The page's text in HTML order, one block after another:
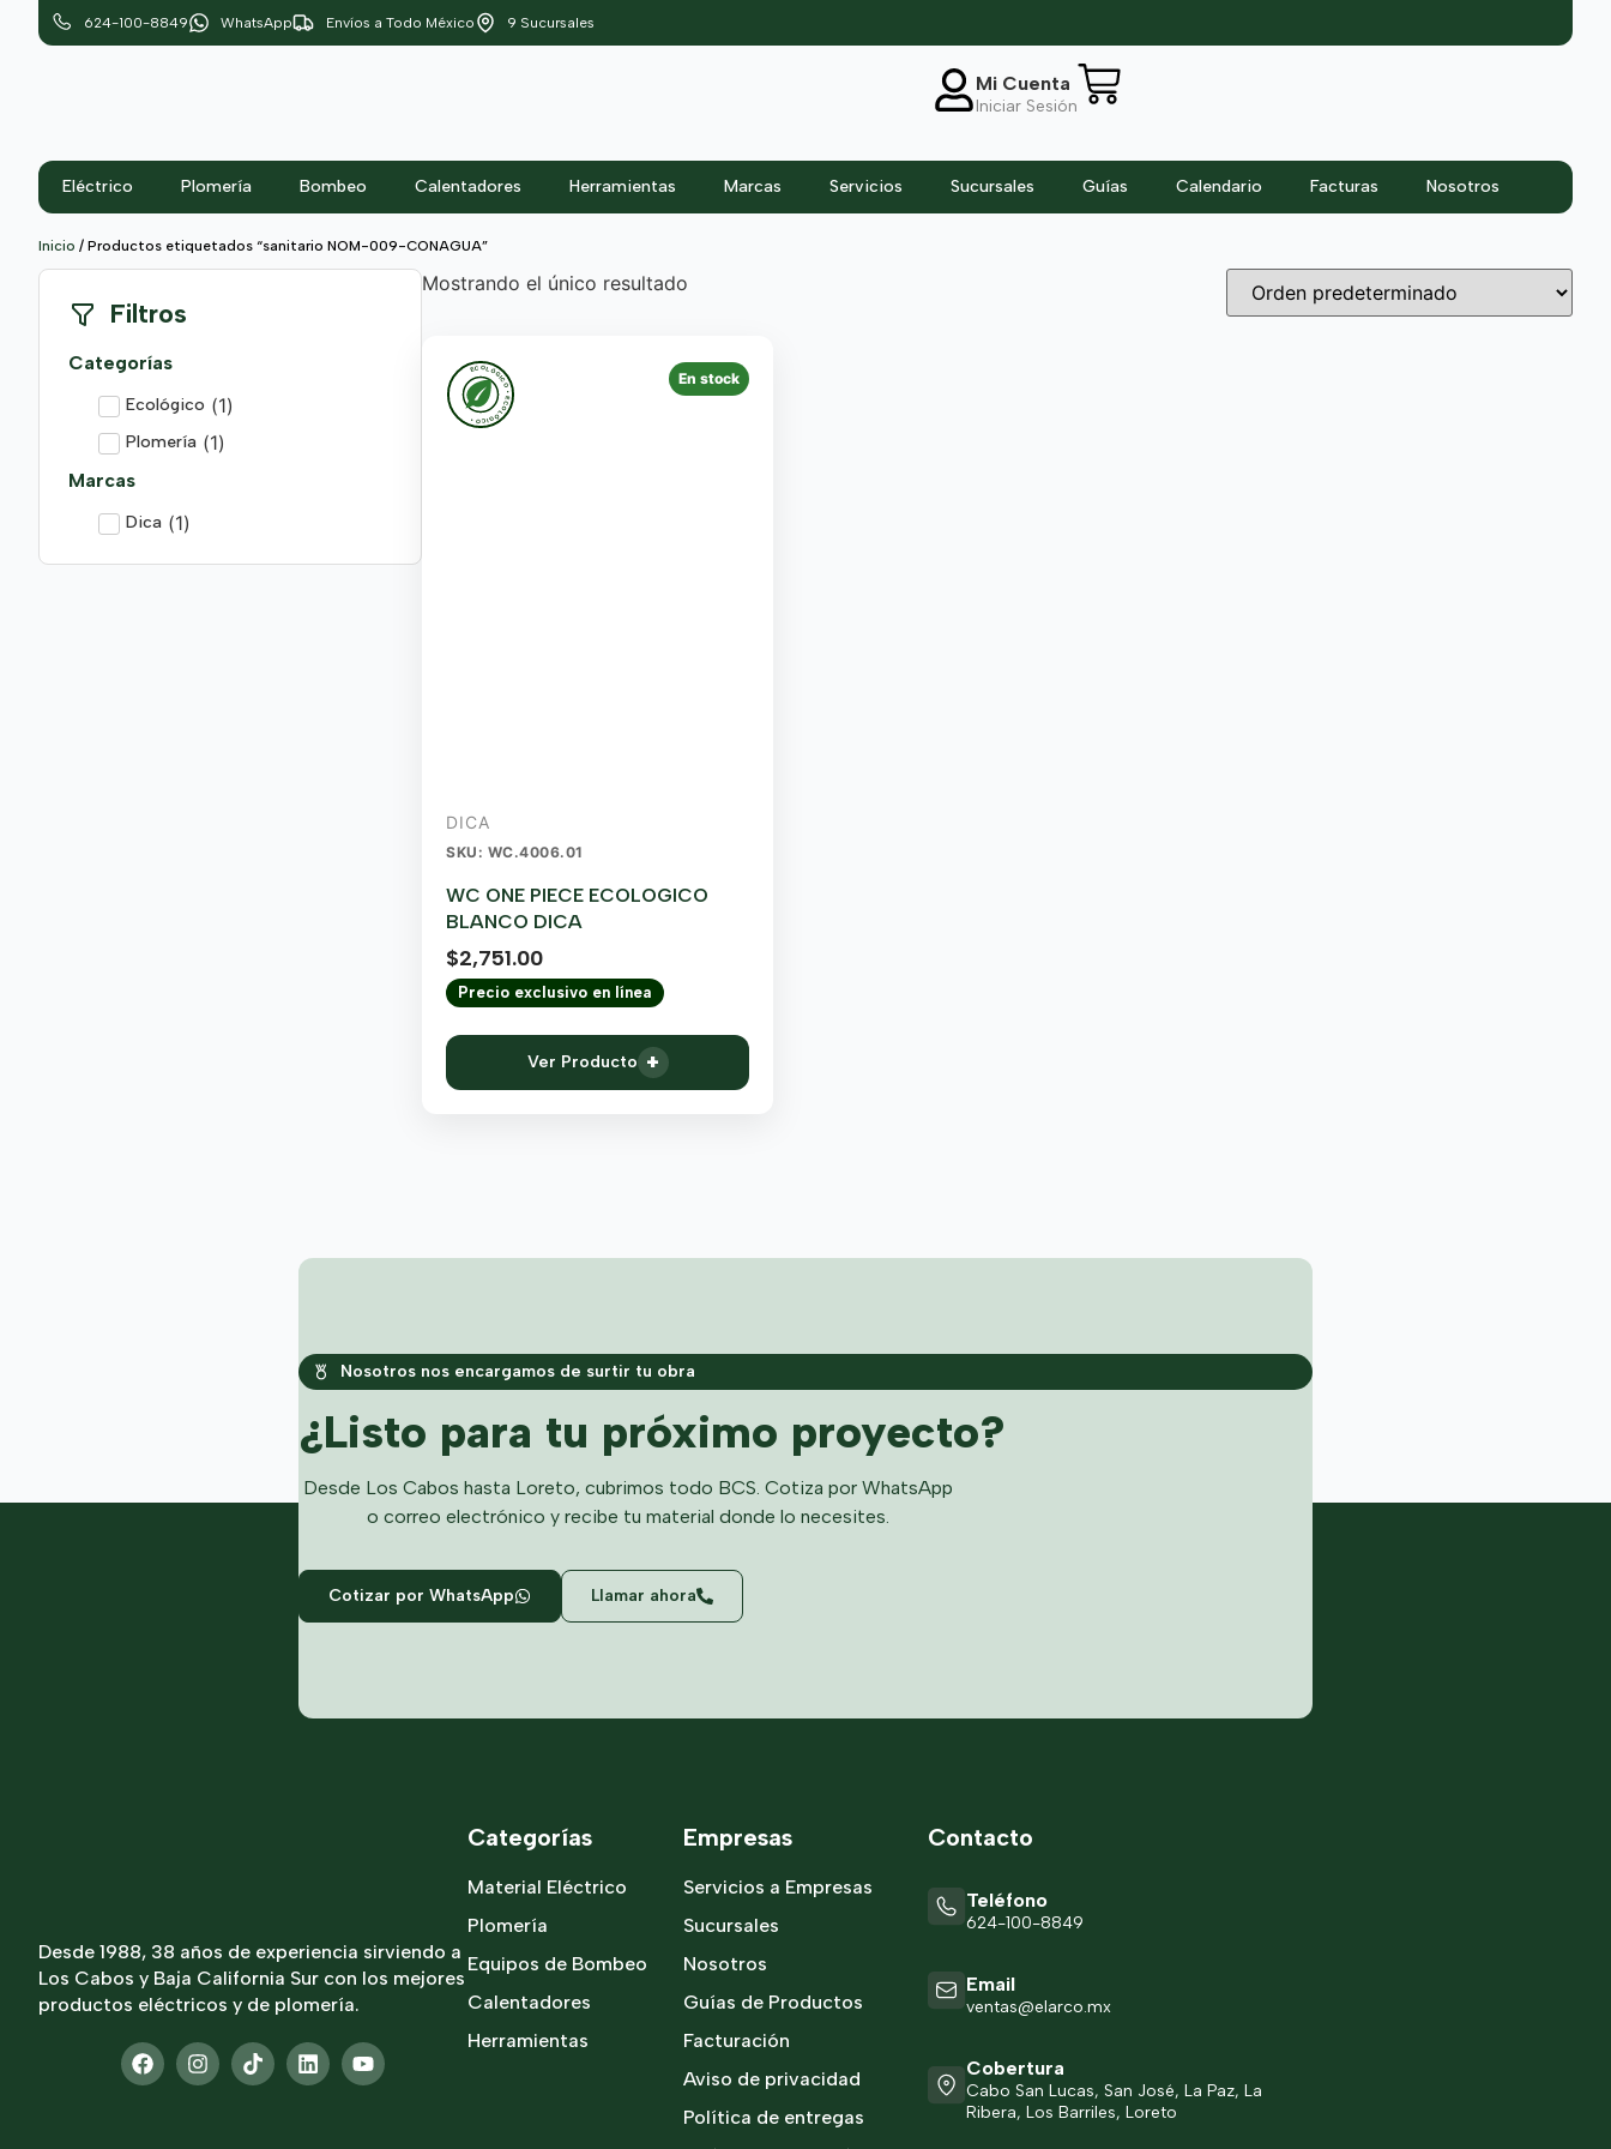
624-100-8849 WhatsApp Envíos a Todo México 9 Sucursales
Mi Cuenta
Iniciar Sesión
Eléctrico Plomería Bombeo Calentadores Herramientas Marcas Servicios Sucursales Guías Calendario Facturas Nosotros
Inicio / Productos etiquetados “sanitario NOM-009-CONAGUA”
Filtros
Categorías
Ecológico (1)
Plomería (1)
Marcas
Dica (1)
Mostrando el único resultado
ECOLÓGICO • ECOLÓGICO • En stock
DICA
SKU: WC.4006.01
WC ONE PIECE ECOLOGICO
BLANCO DICA
$2,751.00
Precio exclusivo en línea
Ver Producto +
Nosotros nos encargamos de surtir tu obra
¿Listo para tu próximo proyecto?
Desde Los Cabos hasta Loreto, cubrimos todo BCS. Cotiza por WhatsApp
o correo electrónico y recibe tu material donde lo necesites.
Cotizar por WhatsApp Llamar ahora
Desde 1988, 38 años de experiencia sirviendo a
Los Cabos y Baja California Sur con los mejores
productos eléctricos y de plomería.
Categorías
Material Eléctrico
Plomería
Equipos de Bombeo
Calentadores
Herramientas
Empresas
Servicios a Empresas
Sucursales
Nosotros
Guías de Productos
Facturación
Aviso de privacidad
Política de entregas
Contacto
Teléfono
624-100-8849
Email
ventas@elarco.mx
Cobertura
Cabo San Lucas, San José, La Paz, La
Ribera, Los Barriles, Loreto